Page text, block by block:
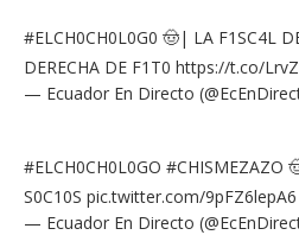
#ELCH0CH0L0G0 🤠| LA F1SC4L
DERECHA DE F1T0 https://t.co/
— Ecuador En Directo
#ELCH0CH0L0GO #CHISMEZAZO
S0C10S pic.twitter.com/9pFZ6lepA6
— Ecuador En Directo